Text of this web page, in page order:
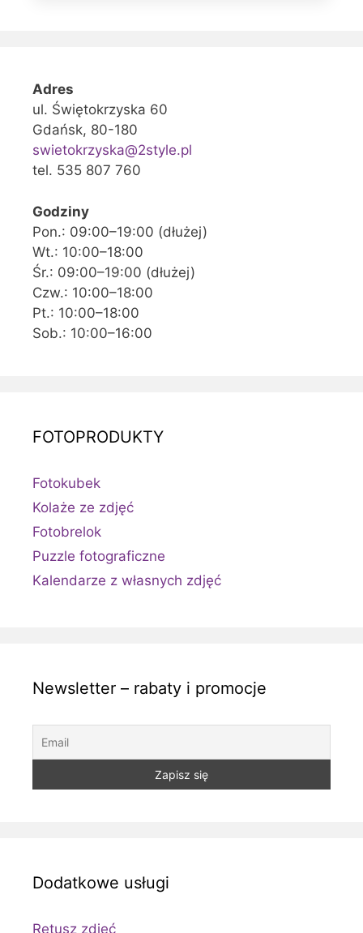
Adres
ul. Świętokrzyska 60
Gdańsk, 80-180
swietokrzyska@2style.pl
tel. 535 807 760
Godziny
Pon.: 09:00–19:00 (dłużej)
Wt.: 10:00–18:00
Śr.: 09:00–19:00 (dłużej)
Czw.: 10:00–18:00
Pt.: 10:00–18:00
Sob.: 10:00–16:00
FOTOPRODUKTY
Fotokubek
Kolaże ze zdjęć
Fotobrelok
Puzzle fotograficzne
Kalendarze z własnych zdjęć
Newsletter – rabaty i promocje
Dodatkowe usługi
Retusz zdjęć